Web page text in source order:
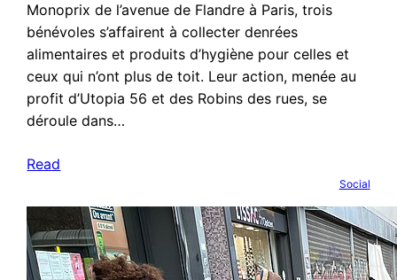
Monoprix de l’avenue de Flandre à Paris, trois
bénévoles s’affairent à collecter denrées
alimentaires et produits d’hygiène pour celles et
ceux qui n’ont plus de toit. Leur action, menée au
profit d’Utopia 56 et des Robins des rues, se
déroule dans…
Read
Social